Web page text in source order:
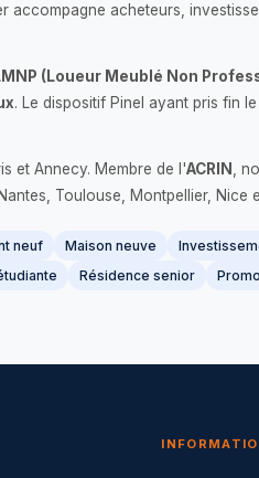
accompagne acheteurs,
(Loueur Meublé Non
. Le dispositif Pinel ayant pris fin
et Annecy. Membre de l'ACRIN
,
Toulouse, Montpellier, Nice
neuf Maison neuve
Résidence senior